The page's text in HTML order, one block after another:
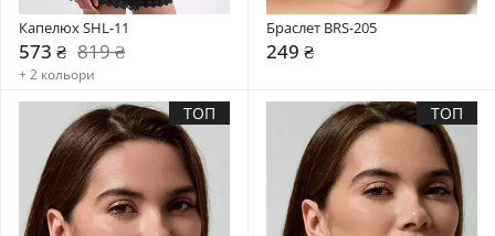
Капелюх SHL-11
573 ₴ 819 ₴
+ 2 кольори
Браслет BRS-205
249 ₴
ТОП ТОП